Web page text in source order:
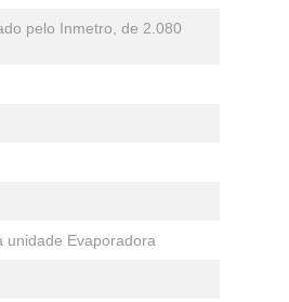
pelo Inmetro, de 2.080
unidade Evaporadora